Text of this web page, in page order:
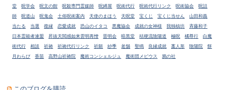
堂
呪学会 呪文の館 呪殺専門霊媒師 呪縛屋 呪術代行 呪術代行リンク 呪術協会
呪詛
師
呪道山 呪鬼会 土俗呪術案内 天使のまほう 天呪堂 宝くじ 宝くじ当せん
山田和義
当たる
当選 復縁 恋愛成就 恐山のイタコ 悪魔協会 成就の女神様 我独槙坊
斉藤和子
日本霊能者連盟
昇抜天閲感如来雲明再憎 晋明会 暗黒堂 桔梗流陰陽道 極呪 橘尊行
白魔
術代行
相談 祈祷 祈祷代行リンク 祈願 紗季 老舗 聖鳴 良縁成就 藁人形 陰陽院
餅
月わらび
香苗 高野山祈祷院 魔術コンシェルジュ 魔術団メビウス 鴉の社